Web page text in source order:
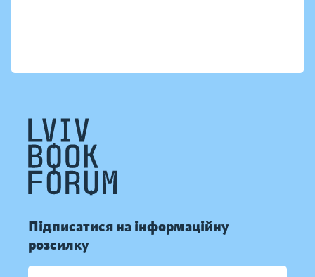
Підписатися на інформаційну
розсилку